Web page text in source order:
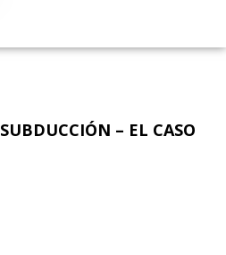
SUBDUCCIÓN – EL CASO